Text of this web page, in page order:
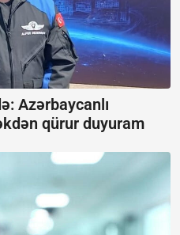
Azərbaycanlı
qürur duyuram